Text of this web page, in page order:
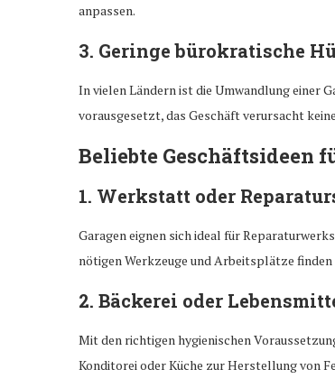
anpassen.
3. Geringe bürokratische
In vielen Ländern ist die Umwandlung einer
vorausgesetzt, das Geschäft verursacht
Beliebte Geschäftsideen
1. Werkstatt oder
Garagen eignen sich ideal für
nötigen Werkzeuge und Arbeitsplätze
2. Bäckerei oder
Mit den richtigen hygienischen
Konditorei oder Küche zur Herstellung von